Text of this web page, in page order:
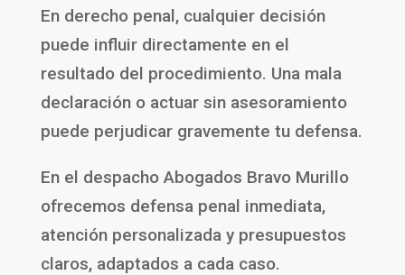
En derecho penal, cualquier decisión
puede influir directamente en el
resultado del procedimiento. Una mala
declaración o actuar sin asesoramiento
puede perjudicar gravemente tu defensa.
En el despacho Abogados Bravo Murillo
ofrecemos defensa penal inmediata,
atención personalizada y presupuestos
claros, adaptados a cada caso.